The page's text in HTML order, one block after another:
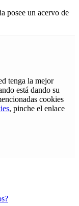
posee un acervo de
tenga la mejor
está dando su
cookies
, pinche el enlace